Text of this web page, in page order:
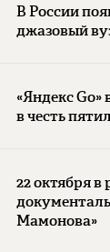
В России
джазовый
«Яндекс
в честь
22 октября
Мамонова»